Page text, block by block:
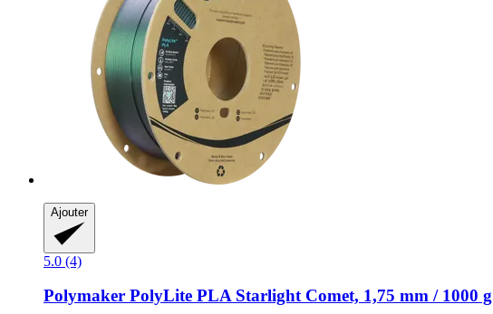
Ajouter
5.0 (4)
Polymaker PolyLite PLA Starlight Comet, 1,75 mm / 1000 g